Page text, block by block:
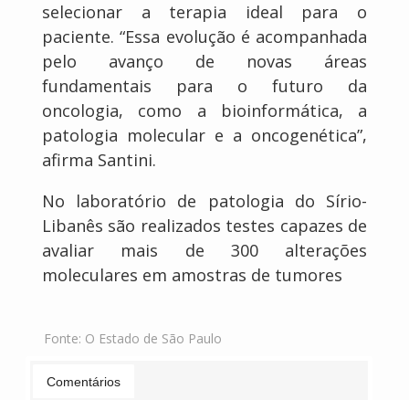
selecionar a terapia ideal para o
paciente. “Essa evolução é acompanhada
pelo avanço de novas áreas
fundamentais para o futuro da
oncologia, como a bioinformática, a
patologia molecular e a oncogenética”,
afirma Santini.
No laboratório de patologia do Sírio-
Libanês são realizados testes capazes de
avaliar mais de 300 alterações
moleculares em amostras de tumores
Fonte: O Estado de São Paulo
Comentários